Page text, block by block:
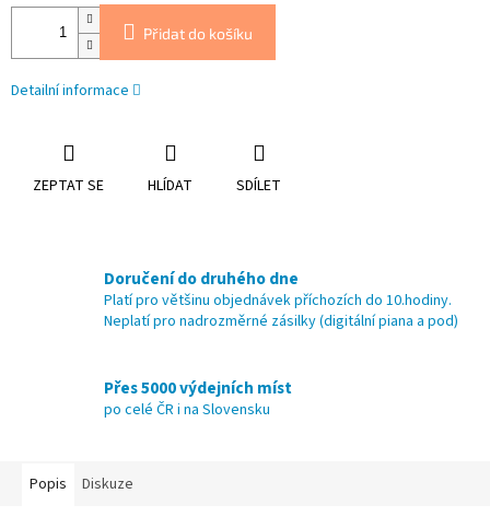
Přidat do košíku
Detailní informace
ZEPTAT SE HLÍDAT SDÍLET
Doručení do druhého dne
Platí pro většinu objednávek příchozích do 10.hodiny.
Neplatí pro nadrozměrné zásilky (digitální piana a pod)
Přes 5000 výdejních míst
po celé ČR i na Slovensku
Popis Diskuze